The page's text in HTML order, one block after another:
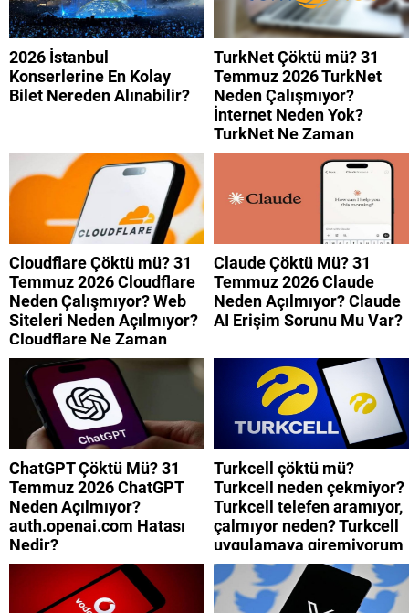
2026 İstanbul
Konserlerine En Kolay
Bilet Nereden Alınabilir?
TurkNet Çöktü mü? 31
Temmuz 2026 TurkNet
Neden Çalışmıyor?
İnternet Neden Yok?
TurkNet Ne Zaman
Düzelecek?
Cloudflare Çöktü mü? 31
Temmuz 2026 Cloudflare
Neden Çalışmıyor? Web
Siteleri Neden Açılmıyor?
Cloudflare Ne Zaman
Düzelecek?
Claude Çöktü Mü? 31
Temmuz 2026 Claude
Neden Açılmıyor? Claude
AI Erişim Sorunu Mu Var?
ChatGPT Çöktü Mü? 31
Temmuz 2026 ChatGPT
Neden Açılmıyor?
auth.openai.com Hatası
Nedir?
Turkcell çöktü mü?
Turkcell neden çekmiyor?
Turkcell telefen aramıyor,
çalmıyor neden? Turkcell
uygulamaya giremiyorum
neden? Turkcell internet
neden yavaş?